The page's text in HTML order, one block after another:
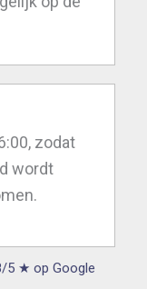
zodat
wordt
5 ★ op Google